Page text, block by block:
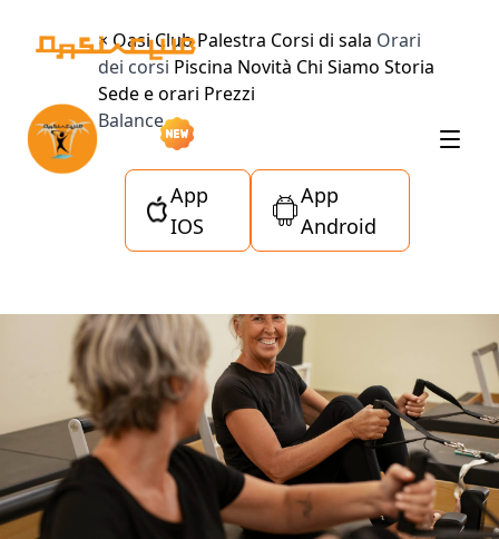
× Oasi Club Palestra Corsi di sala Orari
dei corsi Piscina Novità Chi Siamo Storia
Sede e orari Prezzi
Balance
App
IOS
App
Android